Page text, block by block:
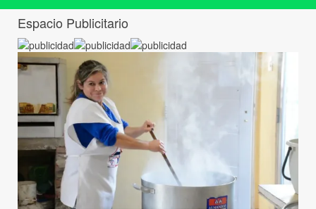
Espacio Publicitario